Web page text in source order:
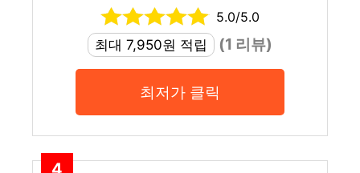
5.0/5.0
최대 7,950원 적립
(1 리뷰)
최저가 클릭
4